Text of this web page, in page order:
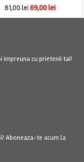
81,00lei 69,00lei
impreuna cu prietenii tai!
Aboneaza-te acum la